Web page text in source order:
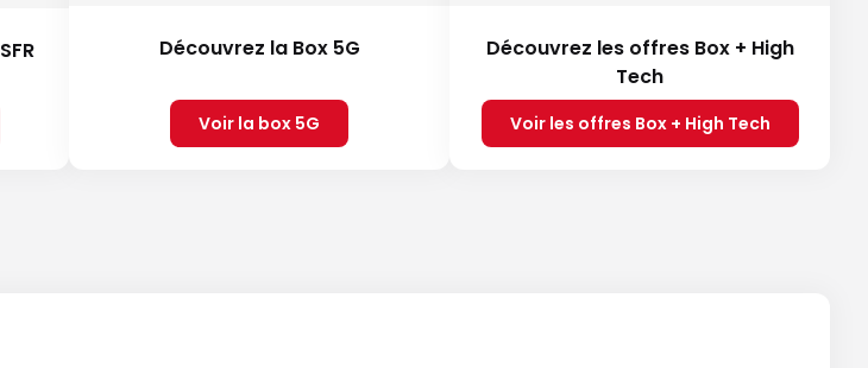
Découvrez la Box 5G
Voir la box 5G
Découvrez les offres Box + High
Tech
Voir les offres Box + High Tech